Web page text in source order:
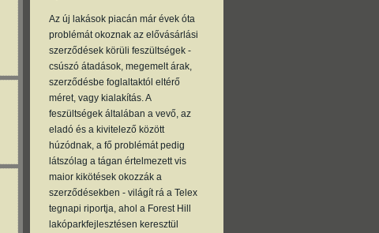
Az új lakások piacán már évek óta
problémát okoznak az elővásárlási
szerződések körüli feszültségek -
csúszó átadások, megemelt árak,
szerződésbe foglaltaktól eltérő
méret, vagy kialakítás. A
feszültségek általában a vevő, az
eladó és a kivitelező között
húzódnak, a fő problémát pedig
látszólag a tágan értelmezett vis
maior kikötések okozzák a
szerződésekben - világít rá a Telex
tegnapi riportja, ahol a Forest Hill
lakóparkfejlesztésen keresztül